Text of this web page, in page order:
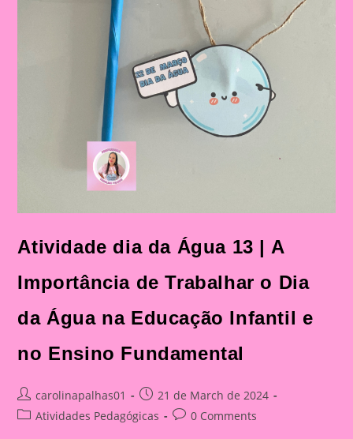
Atividade dia da Água 13 | A
Importância de Trabalhar o Dia
da Água na Educação Infantil e
no Ensino Fundamental
Post
author:
carolinapalhas01
Post
published:
21 de March de 2024
PostAtividades Pedagógicas
Post0 Comments